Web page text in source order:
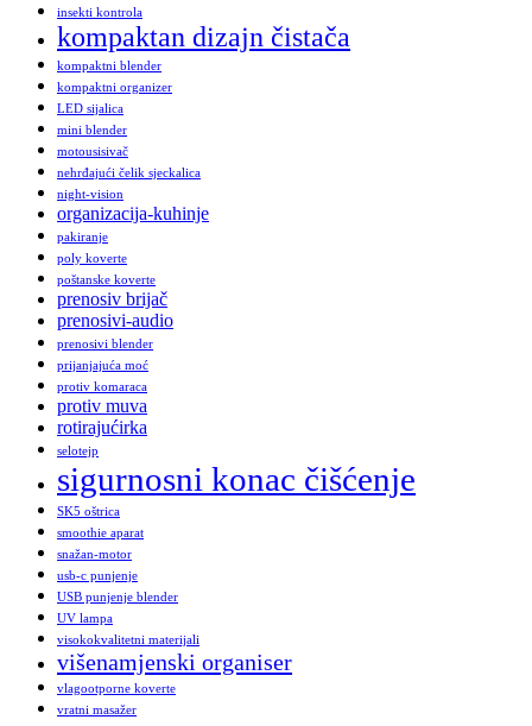
insekti kontrola
kompaktan dizajn čistača
kompaktni blender
kompaktni organizer
LED sijalica
mini blender
motousisivač
nehrđajući čelik sjeckalica
night-vision
organizacija-kuhinje
pakiranje
poly koverte
poštanske koverte
prenosiv brijač
prenosivi-audio
prenosivi blender
prijanjajuća moć
protiv komaraca
protiv muva
rotirajućirka
selotejp
sigurnosni konac čišćenje
SK5 oštrica
smoothie aparat
snažan-motor
usb-c punjenje
USB punjenje blender
UV lampa
visokokvalitetni materijali
višenamjenski organiser
vlagootporne koverte
vratni masažer